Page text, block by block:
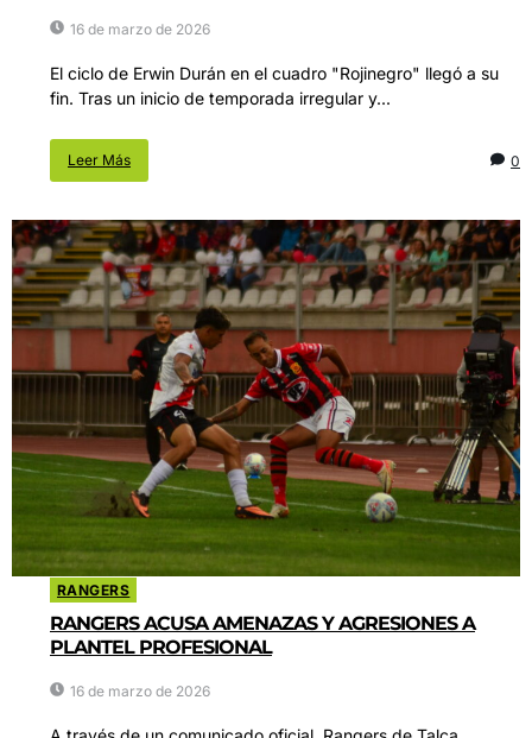
16 de marzo de 2026
El ciclo de Erwin Durán en el cuadro "Rojinegro" llegó a su
fin. Tras un inicio de temporada irregular y...
Leer Más 0
RANGERS
RANGERS ACUSA AMENAZAS Y AGRESIONES A
PLANTEL PROFESIONAL
16 de marzo de 2026